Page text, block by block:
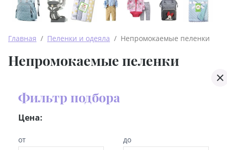
Главная
  /
Пеленки и одеяла
  /  Непромокаемые пеленки
Непромокаемые пеленки
Фильтр подбора
Цена:
от до